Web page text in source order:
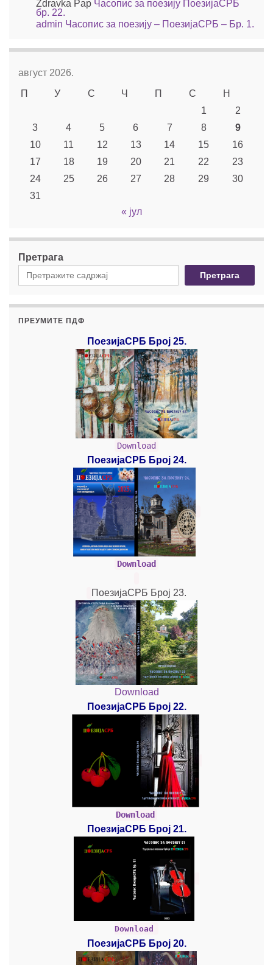
Zdravka Pap Часопис за поезију ПоезијаСРБ
бр. 22.
admin Часопис за поезију – ПоезијаСРБ – Бр. 1.
август 2026.
П
У С Ч П С
Н
1
2
3
4 5 6 7 8
9
10
11 12 13 14 15
16
17
18 19 20 21 22
23
24
25 26 27 28 29
30
31
« јул
Претрага
Претрага
ПРЕУМИТЕ ПДФ
ПоезијаСРБ Број 25.
Download
ПоезијаСРБ Број 24.
Download
ПоезијаСРБ Број 23.
Download
ПоезијаСРБ Број 22.
Download
ПоезијаСРБ Број 21.
Download
ПоезијаСРБ Број 20.